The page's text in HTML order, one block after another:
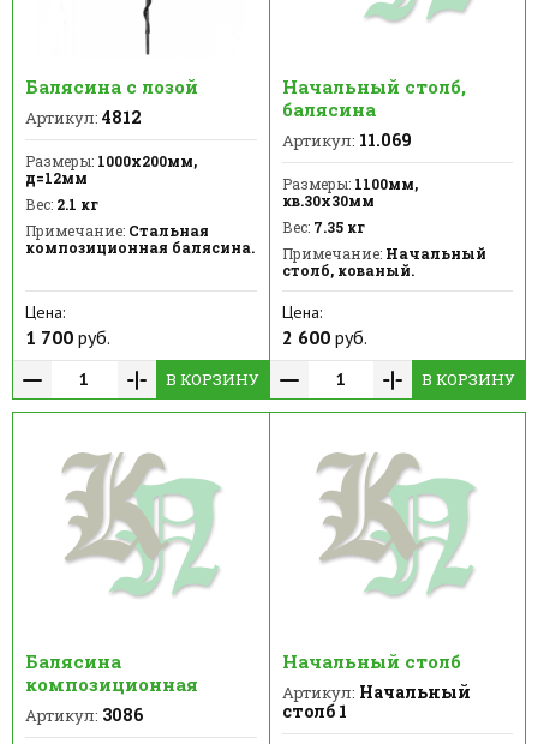
Балясина с лозой
Артикул: 4812
Размеры: 1000х200мм,
д=12мм
Вес: 2.1 кг
Примечание: Стальная
композиционная балясина.
Цена:
1 700 руб.
В КОРЗИНУ
Начальный столб,
балясина
Артикул: 11.069
Размеры:1100мм,
кв.30х30мм
Вес:7.35 кг
Примечание:Начальный
столб, кованый.
Цена:
2 600руб.
В КОРЗИНУ
Балясина
композиционная
Артикул: 3086
Начальный столб
Артикул: Начальный
столб 1